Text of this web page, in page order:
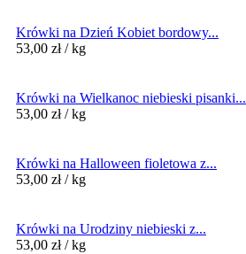
Krówki na Dzień Kobiet bordowy...
53,00 zł / kg
Krówki na Wielkanoc niebieski pisanki...
53,00 zł / kg
Krówki na Halloween fioletowa z...
53,00 zł / kg
Krówki na Urodziny niebieski z...
53,00 zł / kg